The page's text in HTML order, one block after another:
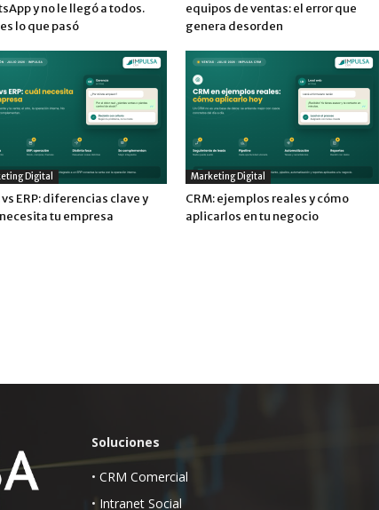
y no le llegó a todos.
lo que pasó
equipos de ventas: el error que
genera desorden
Digital
vs ERP: diferencias clave y
tu empresa
Marketing Digital
CRM: ejemplos reales y cómo
aplicarlos en tu negocio
Soluciones
• CRM Comercial
• Intranet Social